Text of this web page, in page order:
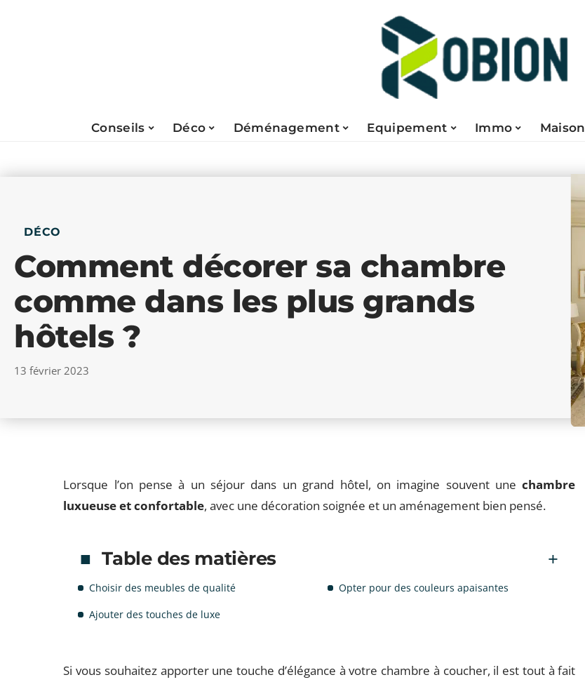
Conseils Déco Déménagement Equipement Immo Maison
DÉCO
Comment décorer sa chambre
comme dans les plus grands
hôtels ?
13 février 2023
Lorsque l’on pense à un séjour dans un grand hôtel, on imagine souvent unechambre
luxueuse et confortable, avec une décoration soignée et un aménagement bien pensé.
Table des matières
Choisir des meubles de qualité
Opter pour des couleurs apaisantes
Ajouter des touches de luxe
Si vous souhaitez apporter une touche d’élégance à votre chambre à coucher, il est tout à fait